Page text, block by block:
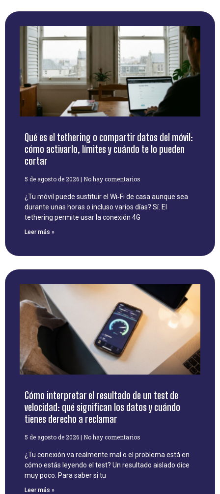
Qué es el tethering o compartir datos del móvil:
cómo activarlo, límites y cuándo te lo pueden
cortar
5 de agosto de 2026 No hay comentarios
¿Tu móvil puede sustituir el Wi‑Fi de casa aunque sea
durante unas horas o incluso varios días? Sí. El
tethering permite usar la conexión 4G
Leer más »
Cómo interpretar el resultado de un test de
velocidad: qué significan los datos y cuándo
tienes derecho a reclamar
5 de agosto de 2026 No hay comentarios
¿Tu conexión va realmente mal o el problema está en
cómo estás leyendo el test? Un resultado aislado dice
muy poco. Para saber si tu
Leer más »